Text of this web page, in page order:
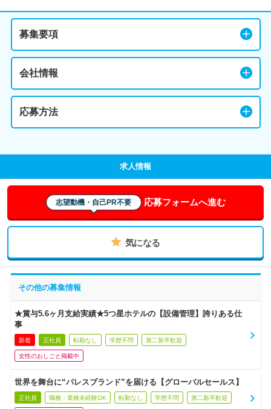
募集要項
会社情報
応募方法
求人情報
志望動機・自己PR不要 応募フォームへ進む
気になる
その他の募集情報
★賞与5.6ヶ月支給実績★5つ星ホテルの【設備管理】誇りある仕
事
新着 正社員 転勤なし 学歴不問 第二新卒歓迎
女性のおしごと掲載中
世界を舞台に“パレスブランド”を届ける【グローバルセールス】
正社員 職種・業種未経験OK 転勤なし 学歴不問 第二新卒歓迎